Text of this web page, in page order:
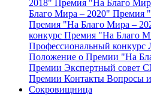
2018" Премия "На Благо
Благо Мира – 2020" Премия
Премия "На Благо Мира –
конкурс Премия "На Благо
Профессиональный конкурс
Положение о Премии "На
Премии Экспертный совет
Премии Контакты Вопросы
Сокровищница